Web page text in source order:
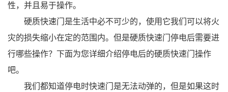
性，并且易于操作。
硬质快速门是生活中必不可少的，使用它我们可以将火
灾的损失缩小在定的范围内。但是硬质快速门停电后需要进
行哪些操作？下面为您详细介绍停电后的硬质快速门操作
吧。
我们都知道停电时快速门是无法动弹的，但是如果这时